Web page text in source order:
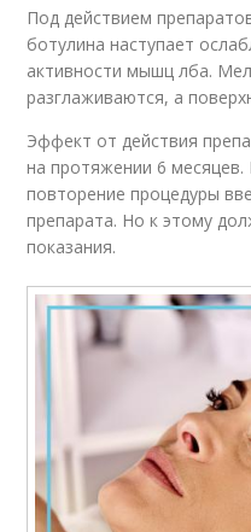
Под действием
ботулина наступает
активности мышц лба.
разглаживаются, а
Эффект от действия
на протяжении 6
повторение процедуры
препарата. Но к этому
показания.